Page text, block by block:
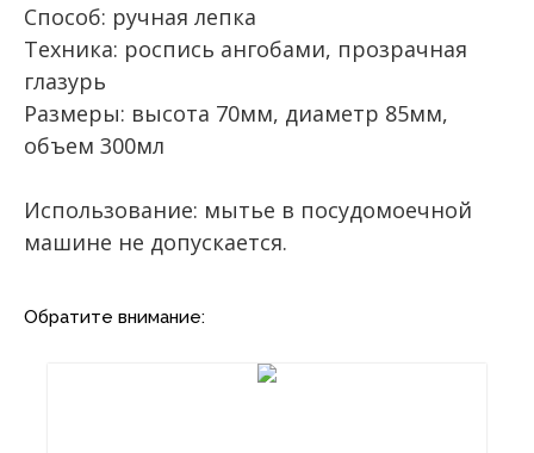
Способ: ручная лепка
Техника: роспись ангобами, прозрачная
глазурь
Размеры: высота 70мм, диаметр 85мм,
объем 300мл
Использование: мытье в посудомоечной
машине не допускается.
Обратите внимание: